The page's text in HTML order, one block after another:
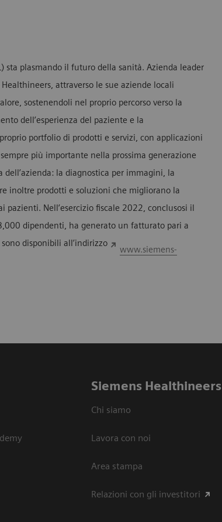
sta plasmando il futuro della sanità. Azienda leader
attraverso le sue aziende locali
sostenendoli nel proprio percorso verso la
dell’esperienza del paziente e la
portfolio di prodotti e servizi, con applicazioni
più importante nella prossima generazione
la diagnostica per immagini, la
inoltre prodotti e soluzioni che migliorano la
Nell’esercizio fiscale 2022, conclusosi il
dipendenti, ha generato un fatturato pari a
disponibili all’indirizzo
www.siemens-
Siemens Healthineers
Chi siamo
Lavora con noi
Area stampa
Relazioni con gli investitori